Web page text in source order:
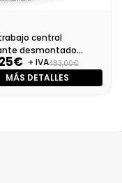
central
desmontado
Mm
+ IVA483,00€
MÁS DETALLES